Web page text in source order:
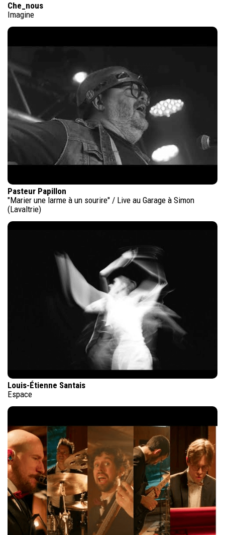
Che_nous
Imagine
Pasteur Papillon
"Marier une larme à un sourire" / Live au Garage à Simon
(Lavaltrie)
Louis-Étienne Santais
Espace